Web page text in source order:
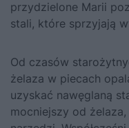
przydzielone Marii
stali, które sprzyjają
Od czasów
żelaza w piecach
uzyskać nawęglaną
mocniejszy od